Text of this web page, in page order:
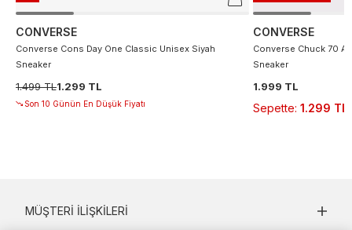
CONVERSE
Converse Cons Day One Classic Unisex Siyah
Sneaker
1.499 TL1.299 TL
Son 10 Günün En Düşük Fiyatı
CONVERSE
Converse Chuck 70
Sneaker
1.999 TL
Sepette: 1.299 TL
MÜŞTERI İLIŞKILERI